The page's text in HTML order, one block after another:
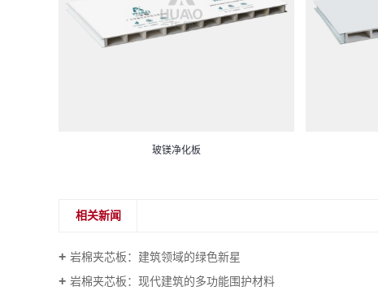
玻镁净化板
相关新闻
岩棉夹芯板：建筑领域的绿色新星
岩棉夹芯板：现代建筑的多功能围护材料